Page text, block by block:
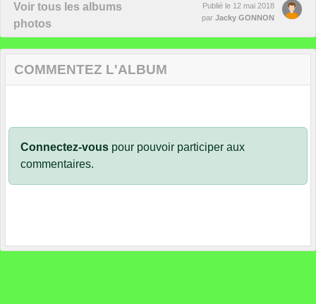
Voir tous les albums
photos
Publié le 12 mai 2018
par Jacky GONNON
COMMENTEZ L'ALBUM
Connectez-vous pour pouvoir participer aux
commentaires.